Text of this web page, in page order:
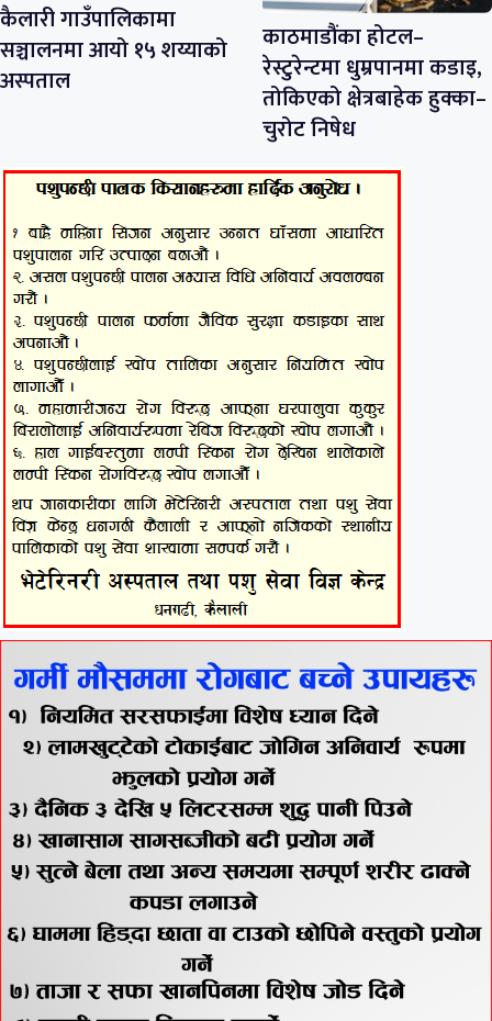
कैलारी गाउँपालिकामा
सञ्चालनमा आयो १५ शय्याको
अस्पताल
काठमाडौंका होटल–
रेस्टुरेन्टमा धुम्रपानमा कडाइ,
तोकिएको क्षेत्रबाहेक हुक्का–
चुरोट निषेध